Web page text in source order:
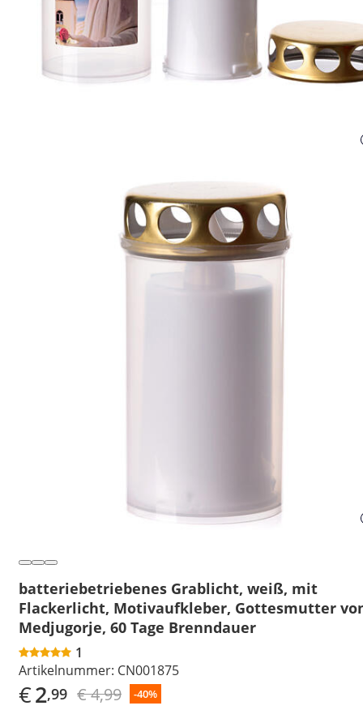
batteriebetriebenes Grablicht, weiß, mit
Flackerlicht, Motivaufkleber, Gottesmutter
Medjugorje, 60 Tage Brenndauer
1
Artikelnummer: CN001875
€2,99 € 4,99 -40%